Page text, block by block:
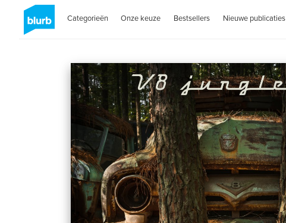
Categorieën Onze keuze Bestsellers Nieuwe publicaties